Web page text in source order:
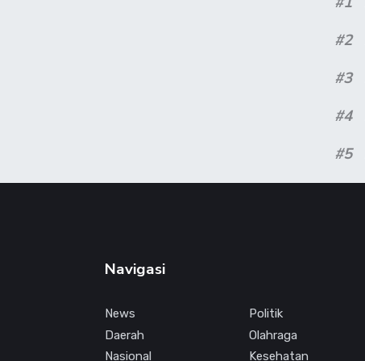
#2
#3
#4
#5
Navigasi
News
Daerah
Nasional
Politik
Olahraga
Kesehatan